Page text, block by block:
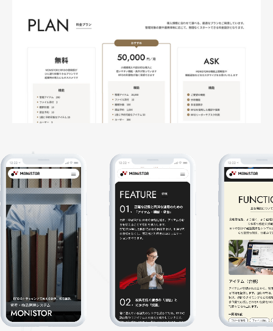
サイト制作
コンテンツ制作
コーポレートサイト
サービスサイト
お知らせ
ライティング実績
お問い合わせ
資料請求